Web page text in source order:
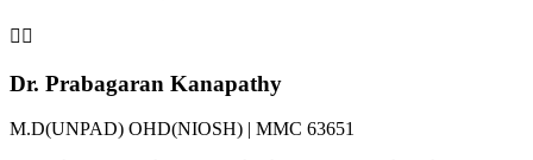
👨‍⚕️
Dr. Prabagaran Kanapathy
M.D(UNPAD) OHD(NIOSH) | MMC 63651